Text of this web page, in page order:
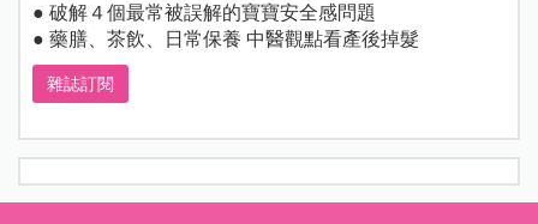
● 破解４個最常被誤解的寶寶安全感問題
● 藥膳、茶飲、日常保養 中醫觀點看產後掉髮
雜誌訂閱